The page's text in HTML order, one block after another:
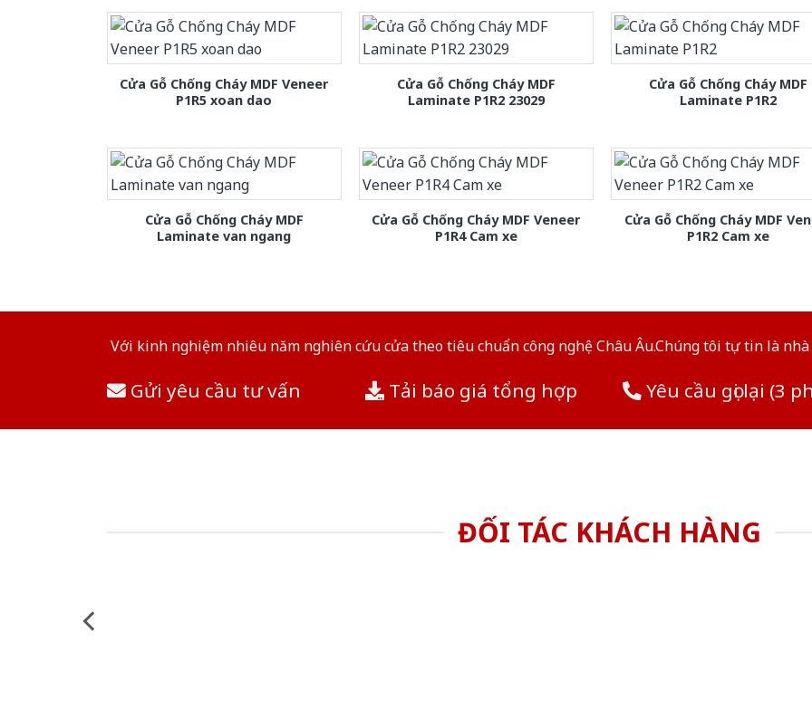
Cửa Gỗ Chống Cháy MDF Veneer
P1R5 xoan dao
Cửa Gỗ Chống Cháy MDF
Laminate P1R2 23029
Cửa Gỗ Chống Cháy MDF
Laminate P1R2
Cửa Gỗ Chống Cháy MDF
Laminate van ngang
Cửa Gỗ Chống Cháy MDF Veneer
P1R4 Cam xe
Cửa Gỗ Chống Cháy MDF
P1R2 Cam xe
Với kinh nghiệm nhiêu năm nghiên cứu cửa theo tiêu chuẩn công nghệ Châu Âu.Chúng tôi tự tin là
Gửi yêu cầu tư vấn Tải báo giá tổng hợp Yêu cầu gọi lại (3
ĐỐI TÁC KHÁCH HÀNG